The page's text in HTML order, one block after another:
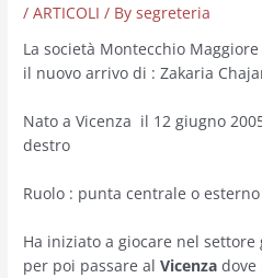
/ARTICOLI / Bysegreteria
La società Montecchio
il nuovo arrivo di : Zakaria
Nato a Vicenza il 12 giugno
destro
Ruolo : punta centrale o
Ha iniziato a giocare nel settore
per poi passare alVicenza